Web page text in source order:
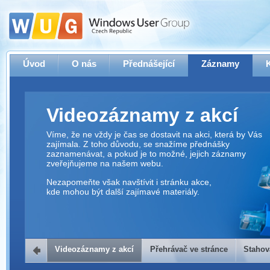
Úvod O nás Přednášející Záznamy
Videozáznamy z akcí
Víme, že ne vždy je čas se dostavit na akci, která by Vás
zajímala. Z toho důvodu, se snažíme přednášky
zaznamenávat, a pokud je to možné, jejich záznamy
zveřejňujeme na našem webu.
Nezapomeňte však navštívit i stránku akce,
kde mohou být další zajímavé materiály.
Přehrávač ve stránce
Videozáznamy z akcí Přehrávač ve stránce